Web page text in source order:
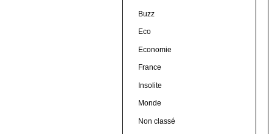
Buzz
Eco
Economie
France
Insolite
Monde
Non classé